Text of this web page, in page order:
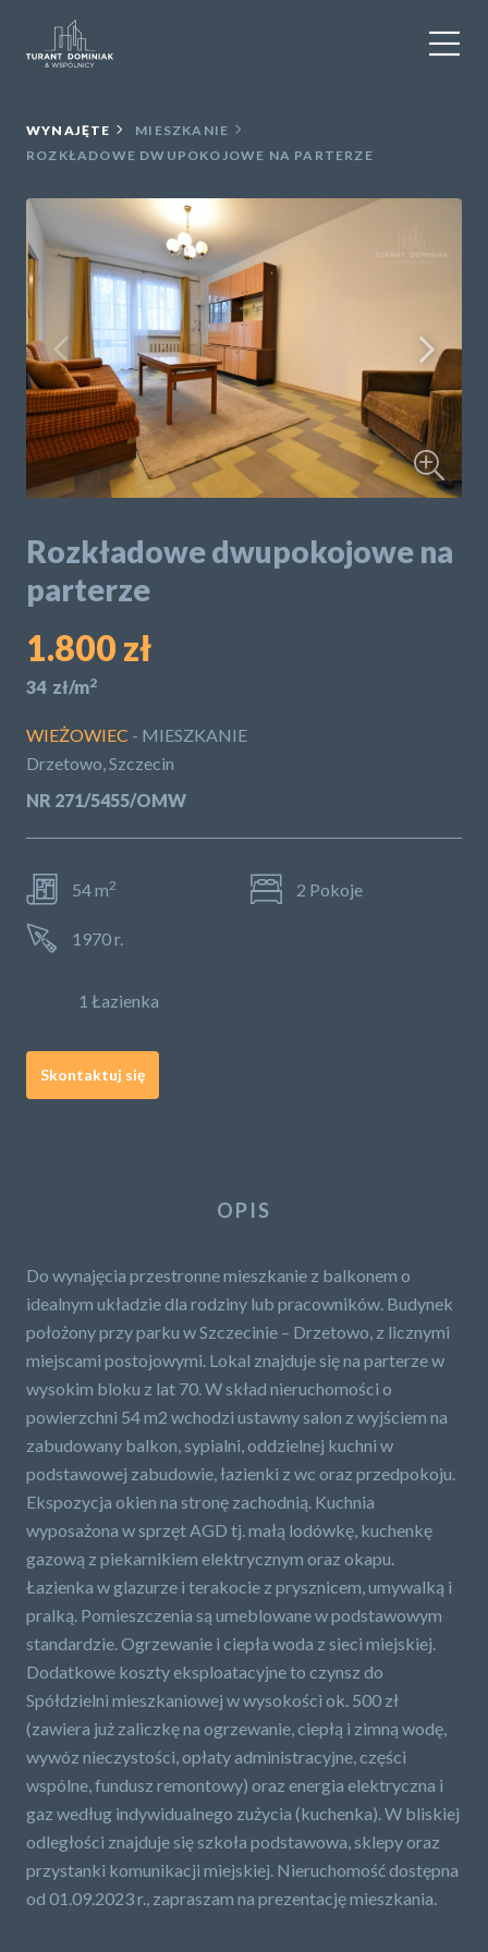
WYNAJEM
OBIEKTY KOMERCYJNE
DLA DEWELOPERÓW
USŁUGI DODATKOWE
O NAS
KONTAKT
WYNAJĘTE
MIESZKANIE
ROZKŁADOWE DWUPOKOJOWE NA PARTERZE
Rozkładowe dwupokojowe na
parterze
1.800 zł
34 zł/m2
WIEŻOWIEC - MIESZKANIE
Drzetowo, Szczecin
NR 271/5455/OMW
54 m2 2 Pokoje
1970 r.
1 Łazienka
Skontaktuj się
OPIS
Do wynajęcia przestronne mieszkanie z balkonem o
idealnym układzie dla rodziny lub pracowników. Budynek
położony przy parku w Szczecinie – Drzetowo, z licznymi
miejscami postojowymi. Lokal znajduje się na parterze w
wysokim bloku z lat 70. W skład nieruchomości o
powierzchni 54 m2 wchodzi ustawny salon z wyjściem na
zabudowany balkon, sypialni, oddzielnej kuchni w
podstawowej zabudowie, łazienki z wc oraz przedpokoju.
Ekspozycja okien na stronę zachodnią. Kuchnia
wyposażona w sprzęt AGD tj. małą lodówkę, kuchenkę
gazową z piekarnikiem elektrycznym oraz okapu.
Łazienka w glazurze i terakocie z prysznicem, umywalką i
pralką. Pomieszczenia są umeblowane w podstawowym
standardzie. Ogrzewanie i ciepła woda z sieci miejskiej.
Dodatkowe koszty eksploatacyjne to czynsz do
Spółdzielni mieszkaniowej w wysokości ok. 500 zł
(zawiera już zaliczkę na ogrzewanie, ciepłą i zimną wodę,
wywóz nieczystości, opłaty administracyjne, części
wspólne, fundusz remontowy) oraz energia elektryczna i
gaz według indywidualnego zużycia (kuchenka). W bliskiej
odległości znajduje się szkoła podstawowa, sklepy oraz
przystanki komunikacji miejskiej. Nieruchomość dostępna
od 01.09.2023 r., zapraszam na prezentację mieszkania.